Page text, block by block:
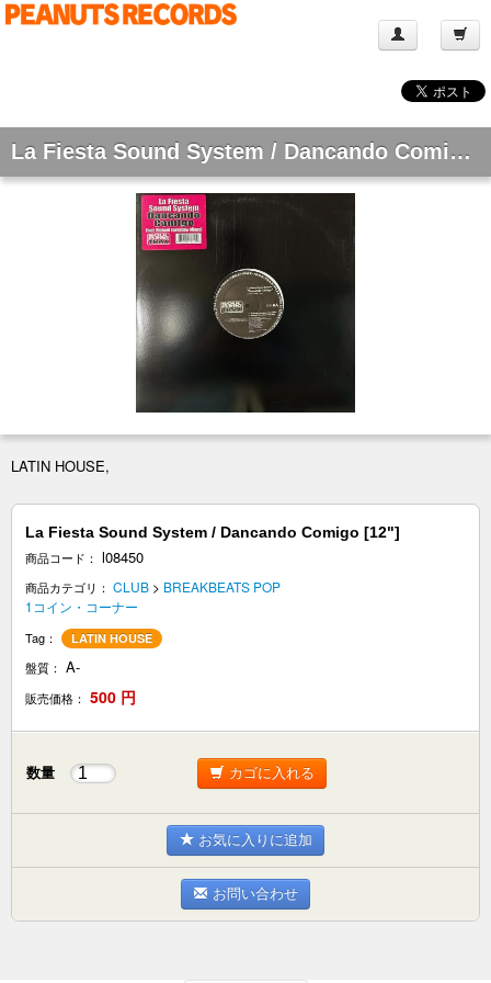
La Fiesta Sound System / Dancando Comigo [12"]
LATIN HOUSE,
La Fiesta Sound System / Dancando Comigo [12"]
商品コード： l08450
商品カテゴリ： CLUB > BREAKBEATS POP
1コイン・コーナー
Tag： LATIN HOUSE
盤質： A-
販売価格： 500 円
数量 カゴに入れる
お気に入りに追加
お問い合わせ